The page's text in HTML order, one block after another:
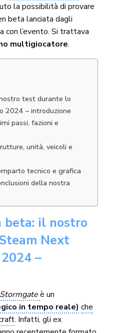
la possibilità di provare
beta lanciata dagli
con l’evento. Si trattava
multigiocatore.
test durante lo
2024 – introduzione
passi, fazioni e
unità, veicoli e
tecnico e grafica
della nostra
beta: il nostro
Next
–
Stormgateè un
in tempo reale) che
. Infatti, gli ex